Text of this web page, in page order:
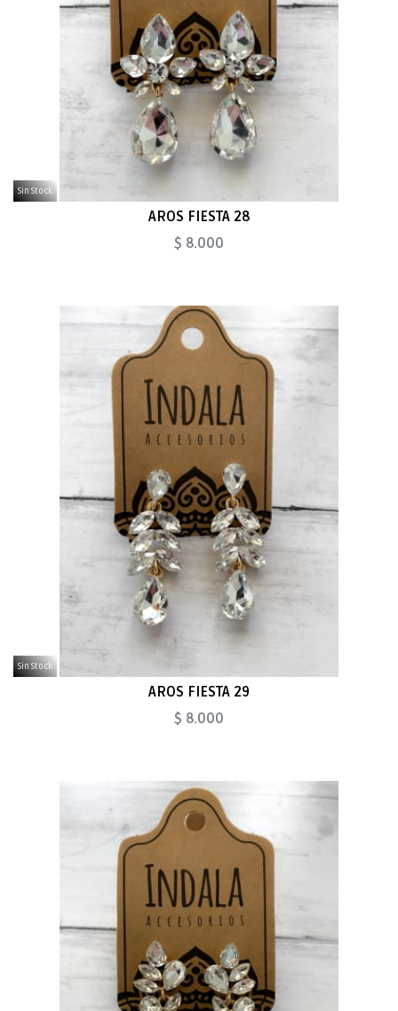
Sin Stock
AROS FIESTA 28
$ 8.000
Sin Stock
AROS FIESTA 29
$ 8.000